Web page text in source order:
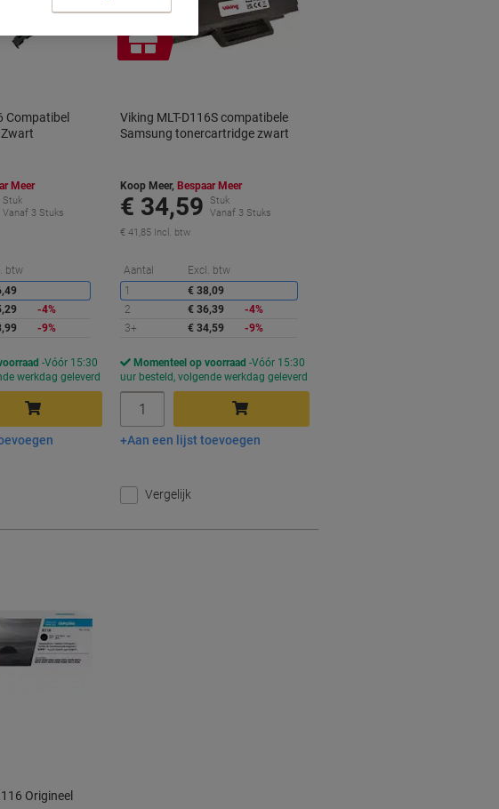
Compatibel
Meer
Stuk
Vanaf 3 Stuks
btw
Korting
-4%
-9%
Vóór 15:30
werkdag geleverd
Geschenk
Viking MLT-D116S compatibele
Samsung tonercartridge zwart
Koop Meer, Bespaar Meer
€ 34,59
Stuk
Vanaf 3 Stuks
€ 41,85 Incl. btw
Aantal Excl. btw
1
€ 38,09
2
€ 36,39
-4%
3+
€ 34,59 -9%
Momenteel op voorraad Vóór 15:30
uur besteld, volgende werkdag geleverd
In winkelwagen
Aan een lijst toevoegen
Vergelijk
Origineel